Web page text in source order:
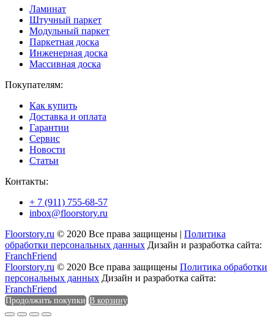
Ламинат
Штучный паркет
Модульный паркет
Паркетная доска
Инженерная доска
Массивная доска
Покупателям:
Как купить
Доставка и оплата
Гарантии
Сервис
Новости
Статьи
Контакты:
+ 7 (911) 755-68-57
inbox@floorstory.ru
Floorstory.ru © 2020 Все права защищены | Политика
обработки персональных данных Дизайн и разработка сайта:
FranchFriend
Floorstory.ru © 2020 Все права защищены Политика обработки
персональных данных Дизайн и разработка сайта:
FranchFriend
Продолжить покупки В корзину